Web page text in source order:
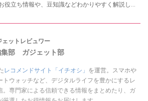
役立ち情報や、豆知識などわかりやすく解説して
クしてみてください。
ェットレビュワー
集部 ガジェット部
レコメンドサイト「イチオシ」 を運営。スマホや
トウォッチなど、デジタルライフを豊かにするレ
。専門家による信頼できる情報をまとめたり、ガ